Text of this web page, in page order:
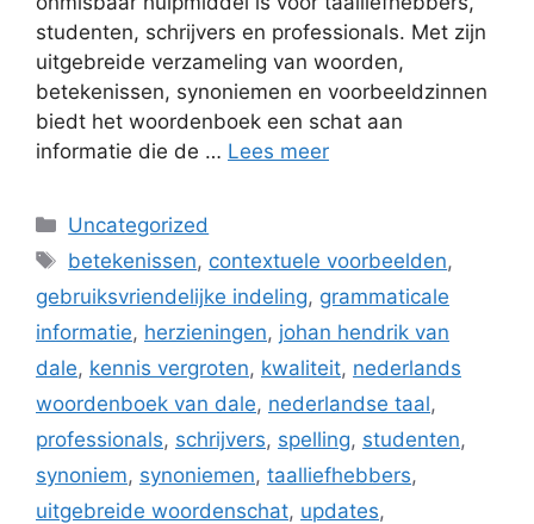
studenten, schrijvers en professionals. Met zijn
uitgebreide verzameling van woorden,
betekenissen, synoniemen en voorbeeldzinnen
biedt het woordenboek een schat aan
informatie die de … Lees meer
Categorieën
Uncategorized
Tags
betekenissen, contextuele voorbeelden,
gebruiksvriendelijke indeling, grammaticale
informatie, herzieningen, johan hendrik van
dale, kennis vergroten, kwaliteit, nederlands
woordenboek van dale, nederlandse taal,
professionals, schrijvers, spelling, studenten,
synoniem, synoniemen, taalliefhebbers,
uitgebreide woordenschat, updates,